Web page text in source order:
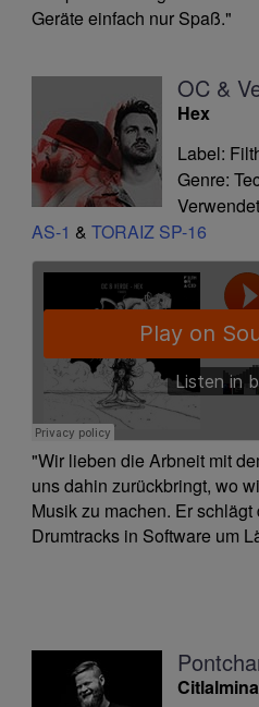
Geräte einfach nur Spaß."
OC &
Hex
Label:
Genre:
AS-1 & TORAIZ SP-16
"Wir lieben die Arbneit mit
uns dahin zurückbringt, wo
Musik zu machen. Er
Drumtracks in Software um